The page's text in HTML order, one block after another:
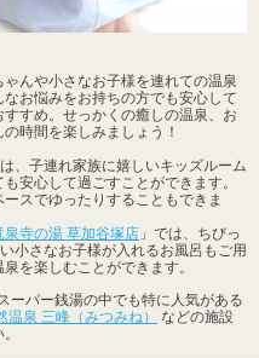
んや小さなお子様を連れての温泉
お悩みをお持ちの方でも安心して
すめ。せっかくの癒しの温泉、お
時間を楽しみましょう！
は、子連れ家族に嬉しいキッズルーム
安心して過ごすことができます。
スでゆったりすることもできま
泉寺の湯 草加谷塚店 」では、ちびっ
小さなお子様が入れるお風呂もご用
を楽しむことができます。
ーパー銭湯の中でも特に人気がある
温泉 三峰（みつみね）
などの施設